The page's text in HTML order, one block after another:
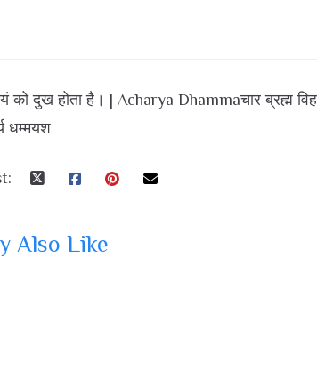
को दुख होता है। | Acharya Dhamma
धम्मयश
चार ब्रह्म
Also Like